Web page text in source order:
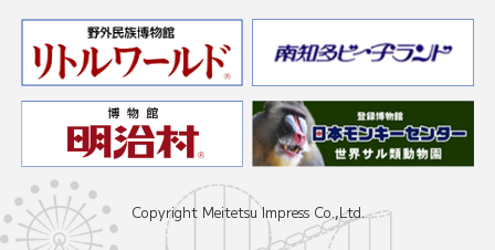
Copyright Meitetsu Impress Co.,Ltd.